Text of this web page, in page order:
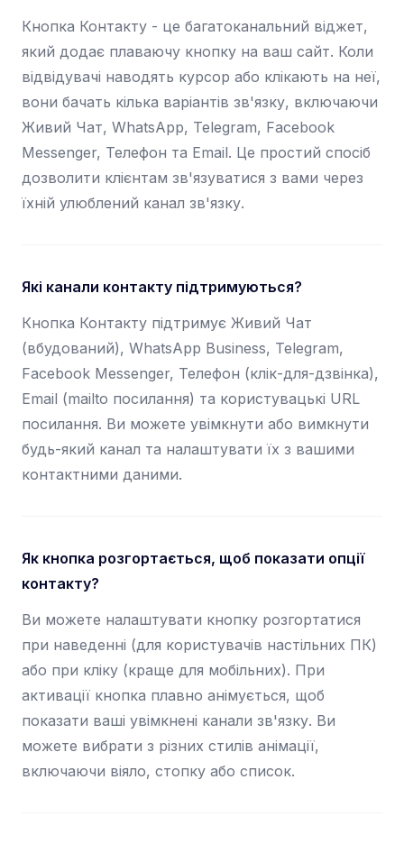
Кнопка Контакту - це багатоканальний віджет,
який додає плаваючу кнопку на ваш сайт. Коли
відвідувачі наводять курсор або клікають на неї,
вони бачать кілька варіантів зв'язку, включаючи
Живий Чат, WhatsApp, Telegram, Facebook
Messenger, Телефон та Email. Це простий спосіб
дозволити клієнтам зв'язуватися з вами через
їхній улюблений канал зв'язку.
Які канали контакту підтримуються?
Кнопка Контакту підтримує Живий Чат
(вбудований), WhatsApp Business, Telegram,
Facebook Messenger, Телефон (клік-для-дзвінка),
Email (mailto посилання) та користувацькі URL
посилання. Ви можете увімкнути або вимкнути
будь-який канал та налаштувати їх з вашими
контактними даними.
Як кнопка розгортається, щоб показати опції
контакту?
Ви можете налаштувати кнопку розгортатися
при наведенні (для користувачів настільних ПК)
або при кліку (краще для мобільних). При
активації кнопка плавно анімується, щоб
показати ваші увімкнені канали зв'язку. Ви
можете вибрати з різних стилів анімації,
включаючи віяло, стопку або список.